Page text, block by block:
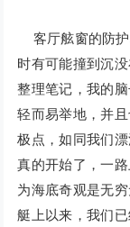
客厅舷窗的防护
时有可能撞到沉
整理笔记，我的
轻而易举地，并
极点，如同我们
真的开始了，一
为海底奇观是无
艇上以来，我们